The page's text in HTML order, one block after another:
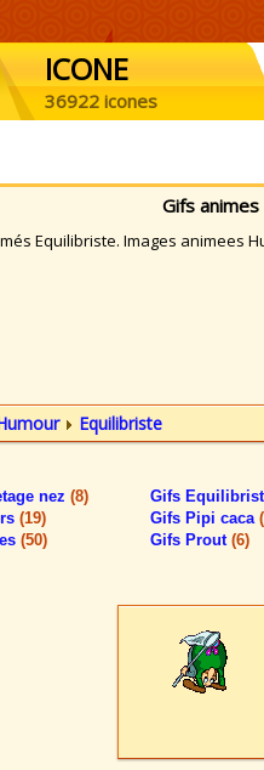
ICONE
36922 icones
Gifs
Equilibriste. Images animees
Equilibriste
nez (8)
(19)
(50)
Gifs
Gifs Pipi caca
Gifs Prout (6)